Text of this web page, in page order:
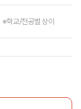
※학교/전공별 상이